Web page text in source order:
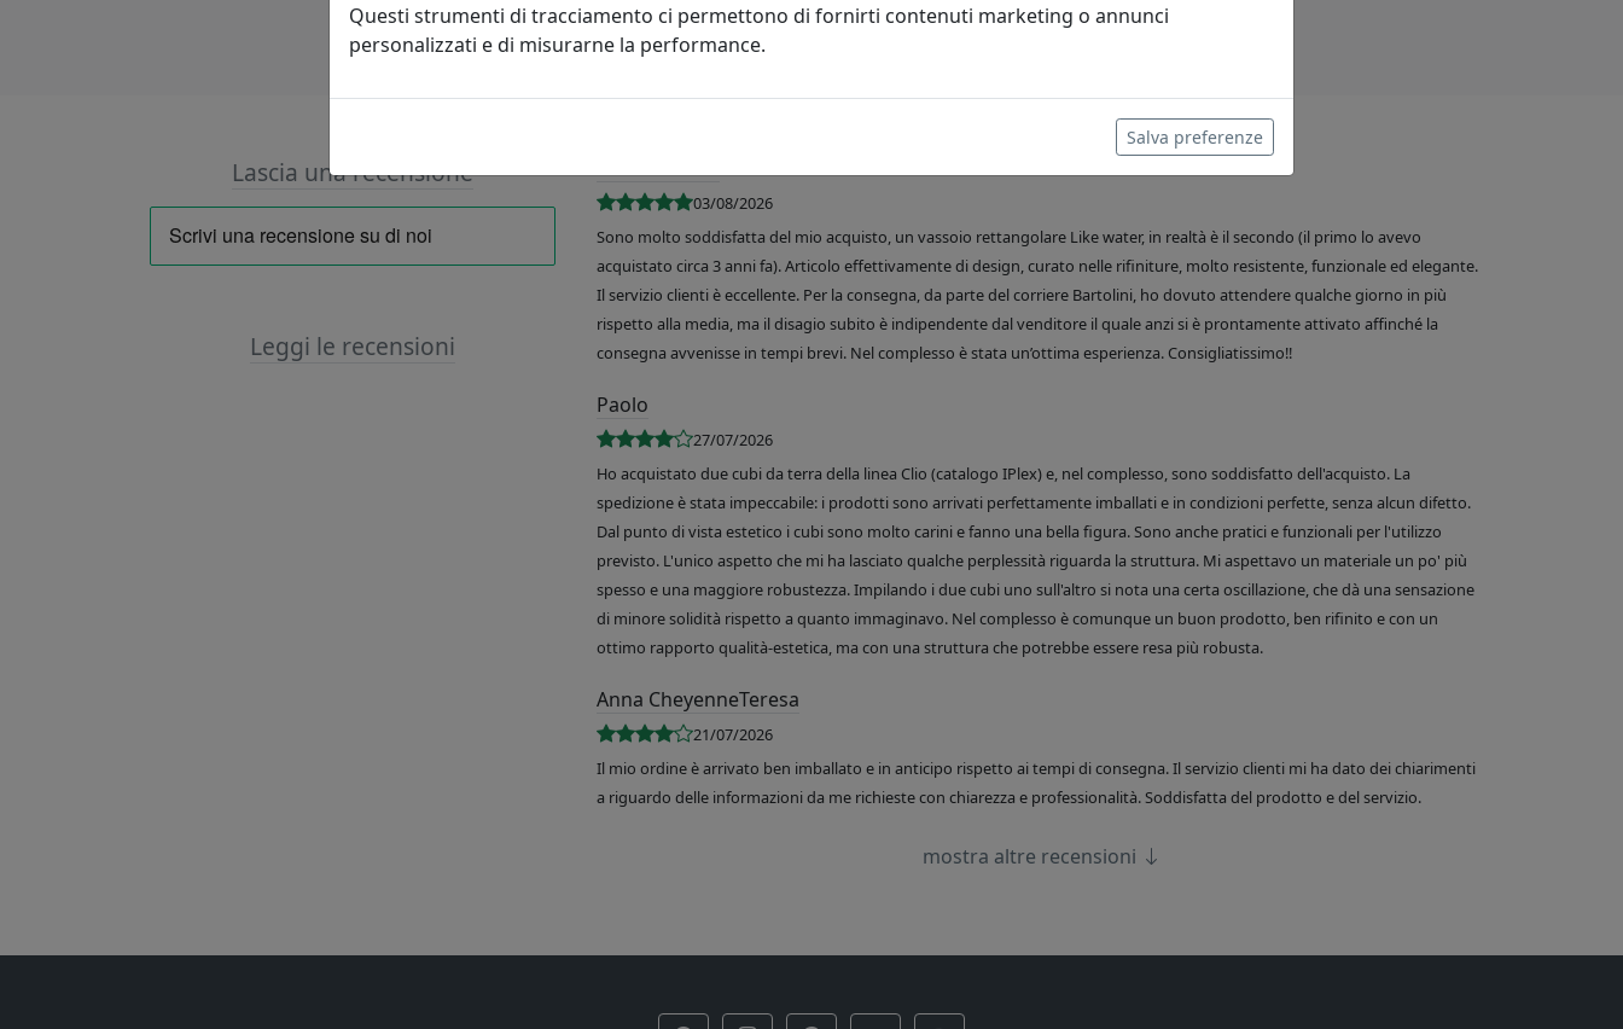
Lascia una recensione
Leggi le recensioni
R. de Martino
03/08/2026
Sono molto soddisfatta del mio acquisto, un vassoio rettangolare Like water, in realtà è il secondo (il primo lo avevo
acquistato circa 3 anni fa). Articolo effettivamente di design, curato nelle rifiniture, molto resistente, funzionale ed elegante.
Il servizio clienti è eccellente. Per la consegna, da parte del corriere Bartolini, ho dovuto attendere qualche giorno in più
rispetto alla media, ma il disagio subito è indipendente dal venditore il quale anzi si è prontamente attivato affinché la
consegna avvenisse in tempi brevi. Nel complesso è stata un’ottima esperienza. Consigliatissimo!!
Paolo
27/07/2026
Ho acquistato due cubi da terra della linea Clio (catalogo IPlex) e, nel complesso, sono soddisfatto dell'acquisto. La
spedizione è stata impeccabile: i prodotti sono arrivati perfettamente imballati e in condizioni perfette, senza alcun difetto.
Dal punto di vista estetico i cubi sono molto carini e fanno una bella figura. Sono anche pratici e funzionali per l'utilizzo
previsto. L'unico aspetto che mi ha lasciato qualche perplessità riguarda la struttura. Mi aspettavo un materiale un po' più
spesso e una maggiore robustezza. Impilando i due cubi uno sull'altro si nota una certa oscillazione, che dà una sensazione
di minore solidità rispetto a quanto immaginavo. Nel complesso è comunque un buon prodotto, ben rifinito e con un
ottimo rapporto qualità-estetica, ma con una struttura che potrebbe essere resa più robusta.
Anna CheyenneTeresa
21/07/2026
Il mio ordine è arrivato ben imballato e in anticipo rispetto ai tempi di consegna. Il servizio clienti mi ha dato dei chiarimenti
a riguardo delle informazioni da me richieste con chiarezza e professionalità. Soddisfatta del prodotto e del servizio.
mostra altre recensioni
Questi strumenti di tracciamento ci permettono di fornirti contenuti marketing o annunci
personalizzati e di misurarne la performance.
Salva preferenze